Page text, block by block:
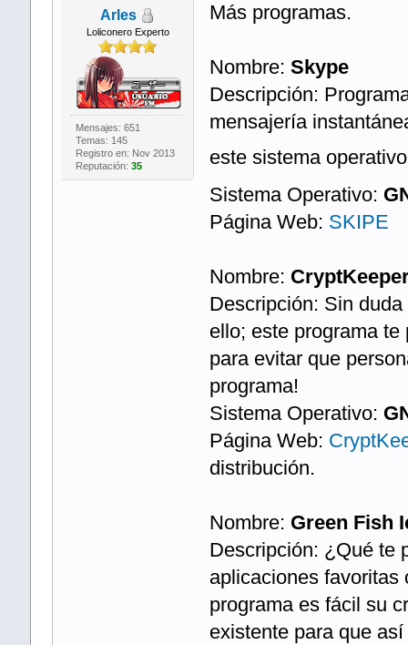
Arles
Loliconero Experto
Mensajes: 651
Temas: 145
Registro en: Nov 2013
Reputación: 35
Más programas.
Nombre: Skype
Descripción:
mensajería
este sistema
Sistema Operativo:
Página Web: SKIPE
Nombre:
Descripción: Sin
ello; este programa
para evitar que
programa!
Sistema Operativo:
Página Web:
distribución.
Nombre: Green Fish
Descripción: ¿Qué te
aplicaciones favoritas
programa es fácil su
existente para que